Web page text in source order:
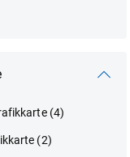
(4)
(2)